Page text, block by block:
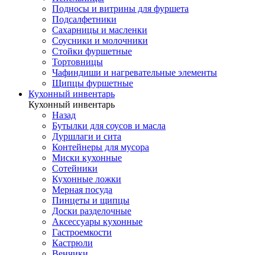
Подносы и витрины для фуршета
Подсалфетники
Сахарницы и масленки
Соусники и молочники
Стойки фуршетные
Тортовницы
Чафиндиши и нагревательные элементы
Щипцы фуршетные
Кухонный инвентарь
Кухонный инвентарь
Назад
Бутылки для соусов и масла
Дуршлаги и сита
Контейнеры для мусора
Миски кухонные
Сотейники
Кухонные ложки
Мерная посуда
Пинцеты и щипцы
Доски разделочные
Аксессуары кухонные
Гастроемкости
Кастрюли